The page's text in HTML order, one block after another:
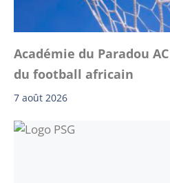
Académie du Paradou
du football africain
7 août 2026